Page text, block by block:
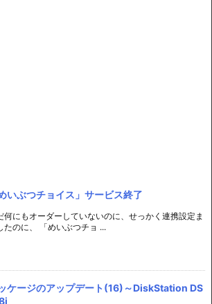
めいぶつチョイス」サービス終了
何にもオーダーしていないのに、せっかく連携設定ま
たのに、 「めいぶつチョ ...
ケージのアップデート(16)～DiskStation DS